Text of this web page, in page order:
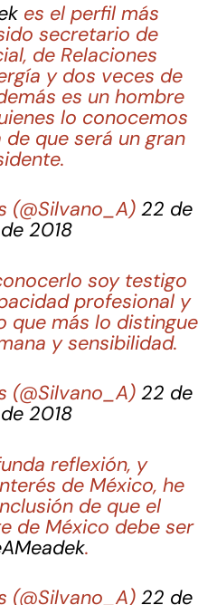
es el perfil más
secretario de
de Relaciones
y dos veces de
es un hombre
lo conocemos
que será un gran
(@Silvano_A) 22 de
2018
soy testigo
profesional y
que más lo distingue
y sensibilidad.
(@Silvano_A) 22 de
2018
reflexión, y
de México, he
de que el
de México debe ser
.
(@Silvano_A) 22 de